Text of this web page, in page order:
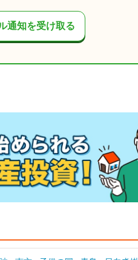
通知を受け取る